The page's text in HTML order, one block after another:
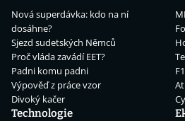
Nová superdávka: kdo na ní
dosáhne?
Sjezd sudetských Němců
Proč vláda zavádí EET?
Padni komu padni
Výpověď z práce vzor
Divoký kačer
Technologie